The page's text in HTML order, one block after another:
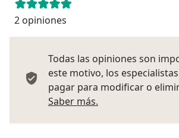
2 opiniones
Todas las opiniones son
este motivo, los
pagar para modificar o
Saber más.